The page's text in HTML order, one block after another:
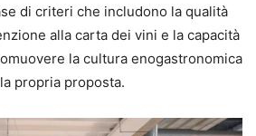
di criteri che includono la qualità
alla carta dei vini e la capacità
la cultura enogastronomica
propria proposta.